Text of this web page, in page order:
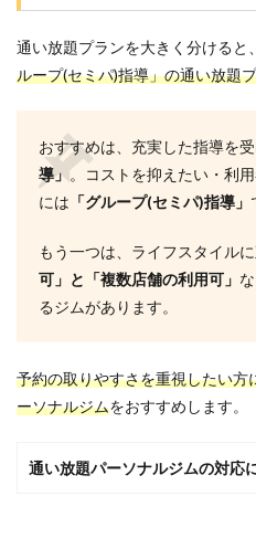
通い放題プランを大きく分けると、
ループ(セミパ)指導」の通い放題
おすすめは、充実した指導を
導」 。コストを抑えたい・利
には 「グループ(セミパ)指導」
もう一つは、ライフスタイル
可」と「複数店舗の利用可」
るジムがあります。
予約の取りやすさを重視したい
ーソナルジムをおすすめします。
通い放題パーソナルジムの対応